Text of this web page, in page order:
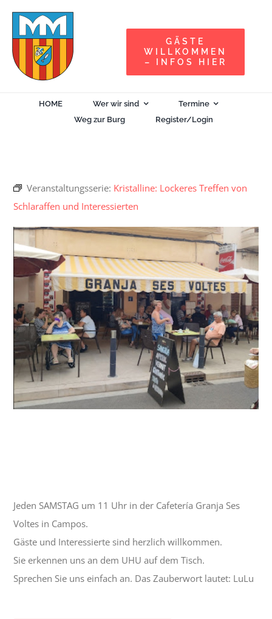
Zum
springen
GÄSTE
WILLKOMMEN
– INFOS HIER
HOME Wer wir sind
Termine
Weg zur Burg
Register/Login
Veranstaltungsserie: Kristalline: Lockeres Treffen von
Schlaraffen und Interessierten
Jeden SAMSTAG um 11 Uhr in der Cafetería Granja Ses
Voltes in Campos.
Gäste und Interessierte sind herzlich willkommen.
Sie erkennen uns an dem UHU auf dem Tisch.
Sprechen Sie uns einfach an. Das Zauberwort lautet: LuLu